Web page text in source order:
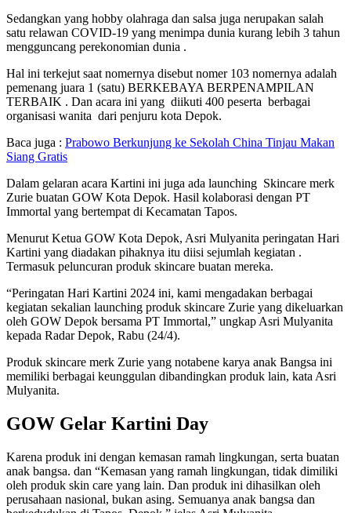
Sedangkan yang hobby olahraga dan salsa juga nerupakan salah
satu relawan COVID-19 yang menimpa dunia kurang lebih 3 tahun
mengguncang perekonomian dunia .
Hal ini terkejut saat nomernya disebut nomer 103 nomernya adalah
pemenang juara 1 (satu) BERKEBAYA BERPENAMPILAN
TERBAIK . Dan acara ini yang diikuti 400 peserta berbagai
organisasi wanita dari penjuru kota Depok.
Baca juga : Prabowo Berkunjung ke Sekolah China Tinjau Makan
Siang Gratis
Dalam gelaran acara Kartini ini juga ada launching Skincare merk
Zurie buatan GOW Kota Depok. Hasil kolaborasi dengan PT
Immortal yang bertempat di Kecamatan Tapos.
Menurut Ketua GOW Kota Depok, Asri Mulyanita peringatan Hari
Kartini yang diadakan pihaknya itu diisi sejumlah kegiatan .
Termasuk peluncuran produk skincare buatan mereka.
“Peringatan Hari Kartini 2024 ini, kami mengadakan berbagai
kegiatan sekalian launching produk skincare Zurie yang dikeluarkan
oleh GOW Depok bersama PT Immortal,” ungkap Asri Mulyanita
kepada Radar Depok, Rabu (24/4).
Produk skincare merk Zurie yang notabene karya anak Bangsa ini
memiliki berbagai keunggulan dibandingkan produk lain, kata Asri
Mulyanita.
GOW Gelar Kartini Day
Karena produk ini dengan kemasan ramah lingkungan, serta buatan
anak bangsa. dan “Kemasan yang ramah lingkungan, tidak dimiliki
oleh produk skin care yang lain. Dan produk ini dihasilkan oleh
perusahaan nasional, bukan asing. Semuanya anak bangsa dan